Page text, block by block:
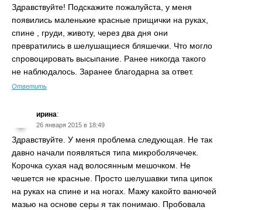
Здравствуйте! Подскажите пожалуйста, у меня
появились маленькие красные прищички на руках,
спине , груди, животу, через два дня они
превратились в шелушащиеся бляшечки. Что могло
спровоцировать высыпание. Ранее никогда такого
не наблюдалось. Заранее благодарна за ответ.
Ответить
ирина:
26 января 2015 в 18:49
Здравствуйте. У меня проблема следующая. Не так
давно начали появляться типа микроболячечек.
Корочка сухая над волосянным мешочком. Не
чешется не красные. Просто шелушавки типа ципок
на руках на спине и на ногах. Мажу какойто ванючей
мазью на основе серы я так понимаю. Пробовала